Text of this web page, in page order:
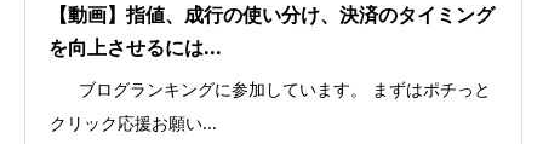
【動画】指値、成行の使い分け、決済のタイミング
を向上させるには...
ブログランキングに参加しています。 まずはポチっと
クリック応援お願い...